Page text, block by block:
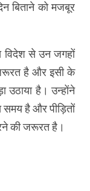
बिताने को मजबूर
विदेश से उन जगहों
है और इसी के
उठाया है। उन्होंने
समय है और पीड़ितों
की जरूरत है।